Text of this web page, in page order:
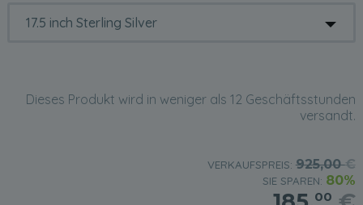
Dieses Produkt wird in weniger als 12 Geschäftsstunden
versandt.
VERKAUFSPREIS: 925,00€
SIE SPAREN: 80%
00